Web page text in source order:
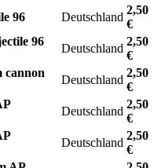
96
Deutschland
2,50
€
96
Deutschland
2,50
€
cannon
Deutschland
2,50
€
Deutschland
2,50
€
Deutschland
2,50
€